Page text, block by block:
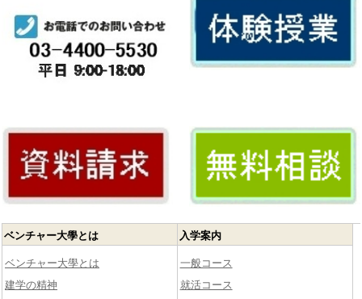
ベンチャー大學とは
ベンチャー大學とは
建学の精神
入学案内
一般コース
就活コース